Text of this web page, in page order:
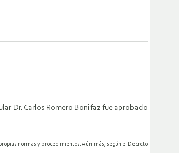
Dr. Carlos Romero Bonifaz fue aprobado
normas y procedimientos. Aún más, según el Decreto